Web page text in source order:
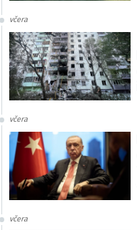
včera
včera
včera